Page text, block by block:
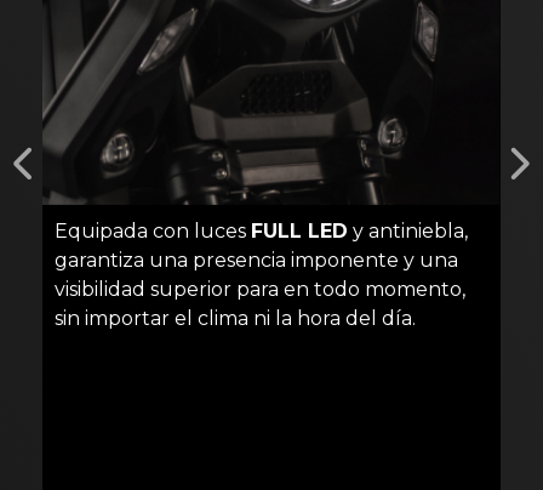
Equipada con luces FULL LED y antiniebla,
garantiza una presencia imponente y una
visibilidad superior para en todo momento,
sin importar el clima ni la hora del día.